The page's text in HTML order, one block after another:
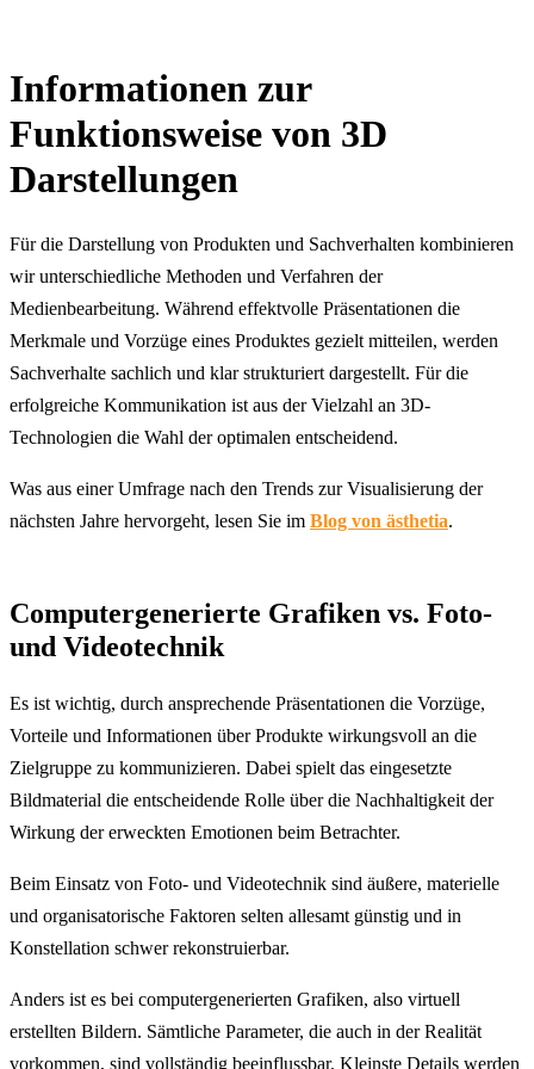
Informationen zur
Funktionsweise von 3D
Darstellungen
Für die Darstellung von Produkten und Sachverhalten kombinieren
wir unterschiedliche Methoden und Verfahren der
Medienbearbeitung. Während effektvolle Präsentationen die
Merkmale und Vorzüge eines Produktes gezielt mitteilen, werden
Sachverhalte sachlich und klar strukturiert dargestellt. Für die
erfolgreiche Kommunikation ist aus der Vielzahl an 3D-
Technologien die Wahl der optimalen entscheidend.
Was aus einer Umfrage nach den Trends zur Visualisierung der
nächsten Jahre hervorgeht, lesen Sie im Blog von ästhetia.
Computergenerierte Grafiken vs. Foto-
und Videotechnik
Es ist wichtig, durch ansprechende Präsentationen die Vorzüge,
Vorteile und Informationen über Produkte wirkungsvoll an die
Zielgruppe zu kommunizieren. Dabei spielt das eingesetzte
Bildmaterial die entscheidende Rolle über die Nachhaltigkeit der
Wirkung der erweckten Emotionen beim Betrachter.
Beim Einsatz von Foto- und Videotechnik sind äußere, materielle
und organisatorische Faktoren selten allesamt günstig und in
Konstellation schwer rekonstruierbar.
Anders ist es bei computergenerierten Grafiken, also virtuell
erstellten Bildern. Sämtliche Parameter, die auch in der Realität
vorkommen, sind vollständig beeinflussbar. Kleinste Details werden